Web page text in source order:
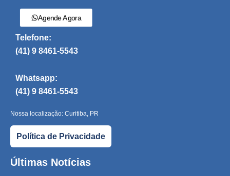
Agende Agora
Telefone:
(41) 9 8461-5543
Whatsapp:
(41) 9 8461-5543
Nossa localização: Curitiba, PR
Política de Privacidade
Últimas Notícias